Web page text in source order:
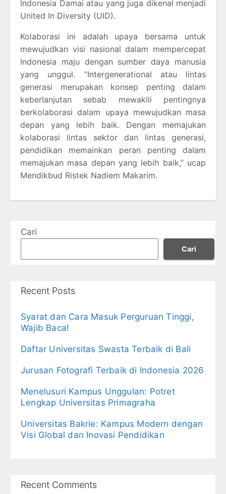
Indonesia Damai atau yang juga dikenal menjadi
United In Diversity (UID).
Kolaborasi ini adalah upaya bersama untuk
mewujudkan visi nasional dalam mempercepat
Indonesia maju dengan sumber daya manusia
yang unggul. “Intergenerational atau lintas
generasi merupakan konsep penting dalam
keberlanjutan sebab mewakili pentingnya
berkolaborasi dalam upaya mewujudkan masa
depan yang lebih baik. Dengan memajukan
kolaborasi lintas sektor dan lintas generasi,
pendidikan memainkan peran penting dalam
memajukan masa depan yang lebih baik,” ucap
Mendikbud Ristek Nadiem Makarim.
Cari
Cari
Recent Posts
Syarat dan Cara Masuk Perguruan Tinggi,
Wajib Baca!
Daftar Universitas Swasta Terbaik di Bali
Jurusan Fotografi Terbaik di Indonesia 2026
Menelusuri Kampus Unggulan: Potret
Lengkap Universitas Primagraha
Universitas Bakrie: Kampus Modern dengan
Visi Global dan Inovasi Pendidikan
Recent Comments